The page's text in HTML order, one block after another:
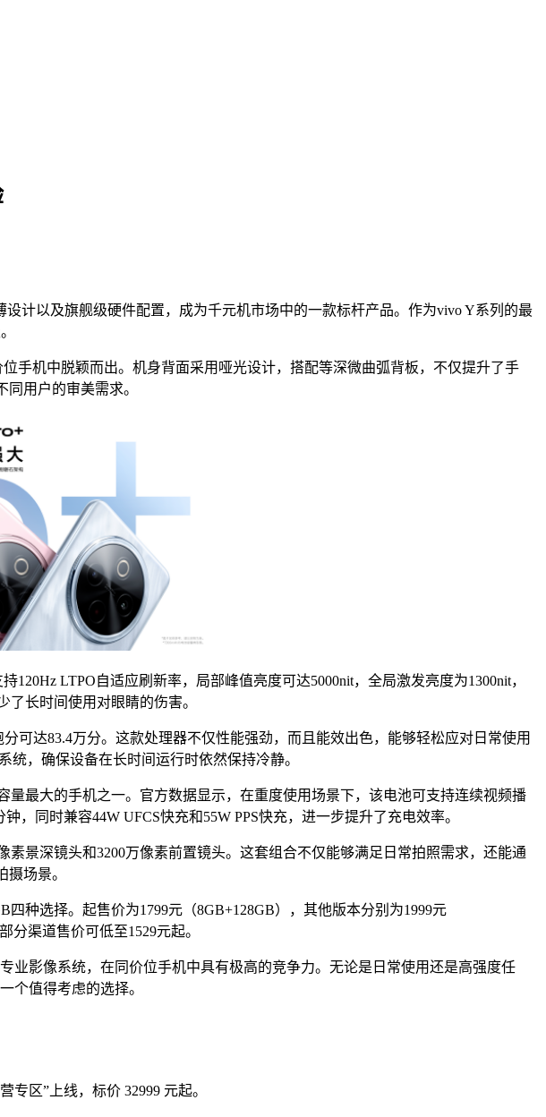
计以及旗舰级硬件配置，成为千元机市场中的一款标杆产品。作为vivo Y系列的最
手机中脱颖而出。机身背面采用哑光设计，搭配等深微曲弧背板，不仅提升了手
用户的审美需求。
120Hz LTPO自适应刷新率，局部峰值亮度可达5000nit，全局激发亮度为1300nit，
长时间使用对眼睛的伤害。
可达83.4万分。这款处理器不仅性能强劲，而且能效出色，能够轻松应对日常使用
，确保设备在长时间运行时依然保持冷静。
量最大的手机之一。官方数据显示，在重度使用场景下，该电池可支持连续视频播
，同时兼容44W UFCS快充和55W PPS快充，进一步提升了充电效率。
素景深镜头和3200万像素前置镜头。这套组合不仅能够满足日常拍照需求，还能通
场景。
四种选择。起售价为1799元（8GB+128GB），其他版本分别为1999元
分渠道售价可低至1529元起。
业影像系统，在同价位手机中具有极高的竞争力。无论是日常使用还是高强度任
个值得考虑的选择。
专区”上线，标价 32999 元起。